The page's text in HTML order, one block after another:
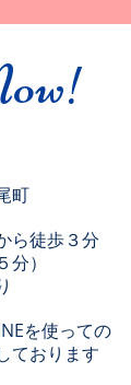
町
ら徒歩３分
）
を使っての
ております